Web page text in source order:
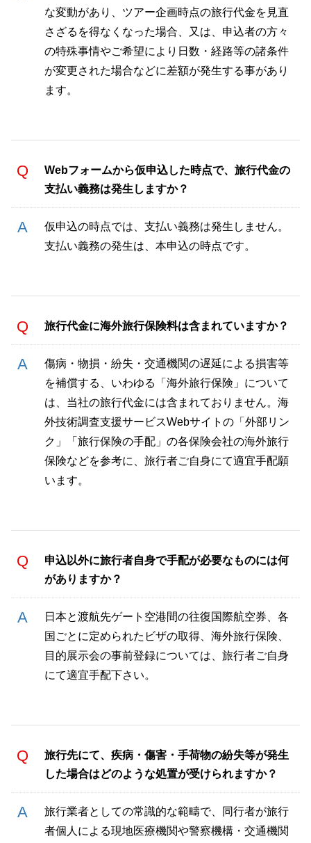
な変動があり、ツアー企画時点の旅行代金を見直
さざるを得なくなった場合、又は、申込者の方々
の特殊事情やご希望により日数・経路等の諸条件
が変更された場合などに差額が発生する事があり
ます。
Webフォームから仮申込した時点で、旅行代金の
支払い義務は発生しますか？
仮申込の時点では、支払い義務は発生しません。
支払い義務の発生は、本申込の時点です。
旅行代金に海外旅行保険料は含まれていますか？
傷病・物損・紛失・交通機関の遅延による損害等
を補償する、いわゆる「海外旅行保険」について
は、当社の旅行代金には含まれておりません。海
外技術調査支援サービスWebサイトの「外部リン
ク」「旅行保険の手配」の各保険会社の海外旅行
保険などを参考に、旅行者ご自身にて適宜手配願
います。
申込以外に旅行者自身で手配が必要なものには何
がありますか？
日本と渡航先ゲート空港間の往復国際航空券、各
国ごとに定められたビザの取得、海外旅行保険、
目的展示会の事前登録については、旅行者ご自身
にて適宜手配下さい。
旅行先にて、疾病・傷害・手荷物の紛失等が発生
した場合はどのような処置が受けられますか？
旅行業者としての常識的な範疇で、同行者が旅行
者個人による現地医療機関や警察機構・交通機関